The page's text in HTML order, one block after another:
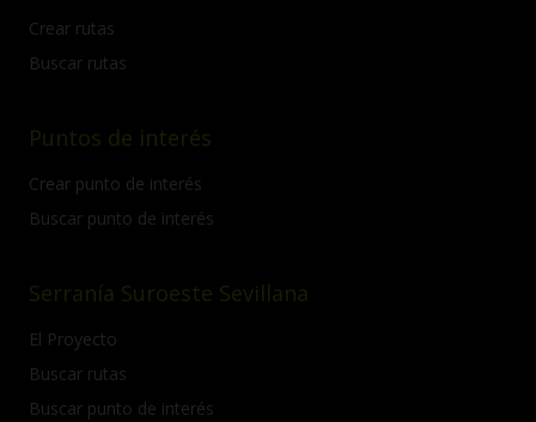
Crear rutas
Buscar rutas
Puntos de interés
Crear punto de interés
Buscar punto de interés
Serranía Suroeste Sevillana
El Proyecto
Buscar rutas
Buscar punto de interés